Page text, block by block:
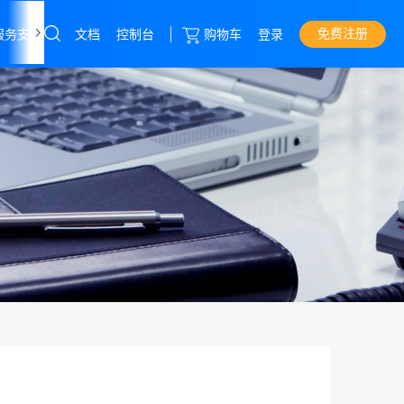
务支持 关于我们
云服务器直达热门产品
控制台
产品
高防服务器
物理机
文档 控制台 购物车 登录 免费注册